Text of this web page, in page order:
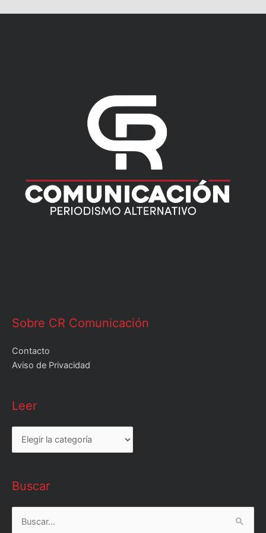
Sobre CR Comunicación
Contacto
Aviso de Privacidad
Leer
Leer
Buscar
Buscar